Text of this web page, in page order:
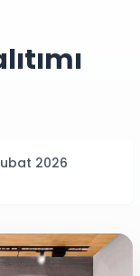
2026